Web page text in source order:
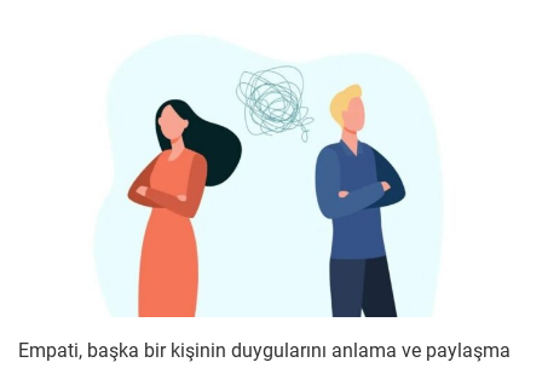
Empati, başka bir kişinin duygularını anlama ve paylaşma